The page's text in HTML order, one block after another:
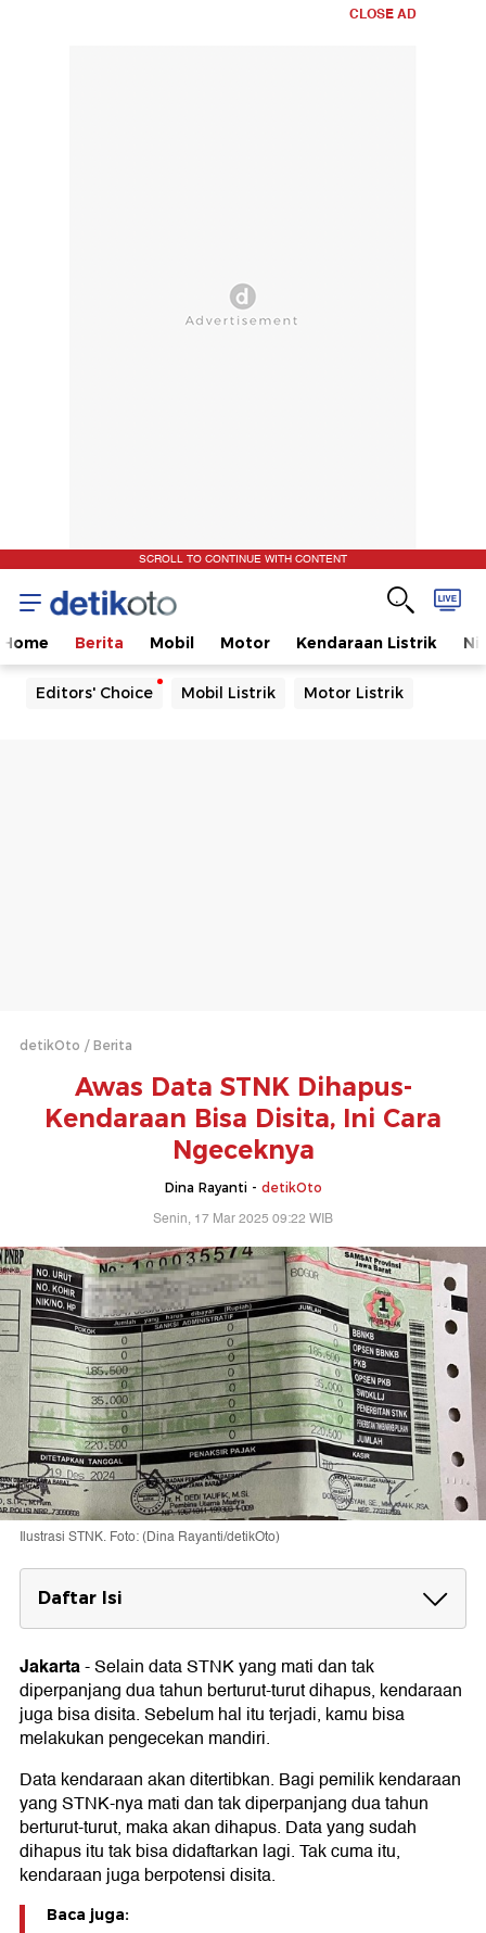
CLOSE AD
SCROLL TO CONTINUE WITH CONTENT
Home Berita Mobil Motor Kendaraan Listrik
Editors' Choice Mobil Listrik Motor Listrik
detikOto Berita
Awas Data STNK Dihapus-
Kendaraan Bisa Disita, Ini Cara
Ngeceknya
Dina Rayanti - detikOto
Senin, 17 Mar 2025 09:22 WIB
Ilustrasi STNK. Foto: (Dina Rayanti/detikOto)
Daftar Isi
Cara Cek Data Kendaraan Dihapus
Jakarta-Selain data STNK yang mati dan tak
diperpanjang dua tahun berturut-turut dihapus, kendaraan
juga bisa disita. Sebelum hal itu terjadi, kamu bisa
melakukan pengecekan mandiri.
Data kendaraan akan ditertibkan. Bagi pemilik kendaraan
yang STNK-nya mati dan tak diperpanjang dua tahun
berturut-turut, maka akan dihapus. Data yang sudah
dihapus itu tak bisa didaftarkan lagi. Tak cuma itu,
kendaraan juga berpotensi disita.
Baca juga: